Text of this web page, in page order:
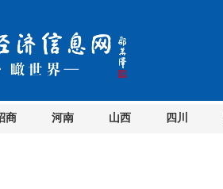
商 河南 山西 四川